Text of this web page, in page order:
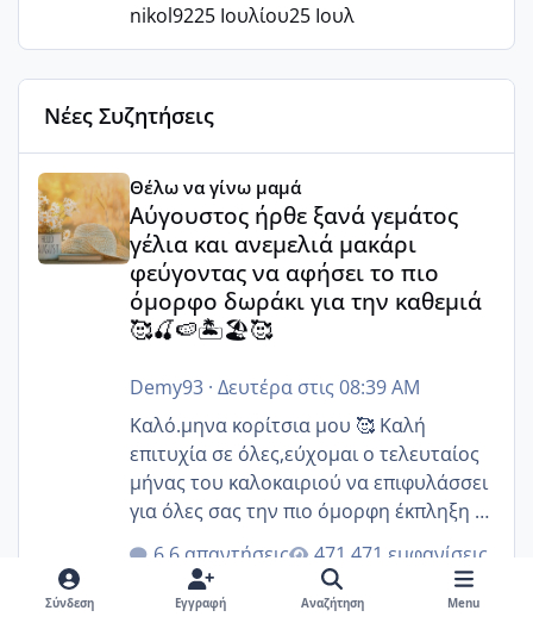
nikol9225 Ιουλίου25 Ιουλ
Νέες Συζητήσεις
Αύγουστος ήρθε ξανά γεμάτος γέλια και ανεμελιά
Θέλω να γίνω μαμά
Αύγουστος ήρθε ξανά γεμάτος
γέλια και ανεμελιά μακάρι
φεύγοντας να αφήσει το πιο
όμορφο δωράκι για την καθεμιά
🥰🍒🍉🏝️🏖️🥰
Demy93· Δευτέρα στις 08:39 AM
Καλό.μηνα κορίτσια μου 🥰 Καλή
επιτυχία σε όλες,εύχομαι ο τελευταίος
μήνας του καλοκαιριού να επιφυλάσσει
για όλες σας την πιο όμορφη έκπληξη 🧿
@Elk @Melikara86 @Παρασκευαιδου
@Zenia z @melitiniღ @Christi.D.
@flowerv @Riaa @Ngsofia
6 απαντήσεις 471 εμφανίσεις
Σύνδεση Εγγραφή Αναζήτηση Menu